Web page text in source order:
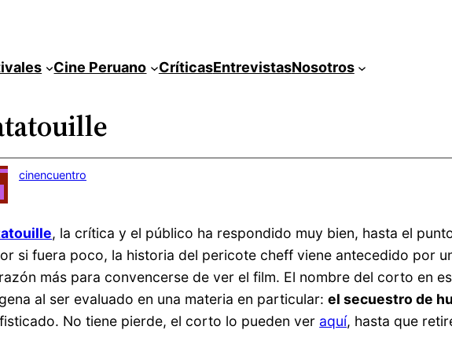
Cine Peruano CríticasEntrevistasNosotros
cinencuentro
, la crítica y el público ha respondido muy bien, hasta el
si fuera poco, la historia del pericote cheff viene antecedido por
más para convencerse de ver el film. El nombre del corto en
al ser evaluado en una materia en particular:el secuestro de
No tiene pierde, el corto lo pueden ver aquí, hasta que